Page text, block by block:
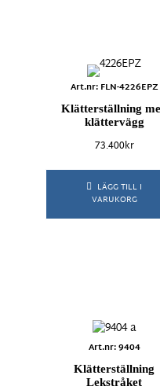
Art.nr: FLN-4226EPZ
Klätterställning
klättervägg
73.400kr
LÄGG TILL I
VARUKORG
Art.nr: 9404
Klätterställning
Lekstråket